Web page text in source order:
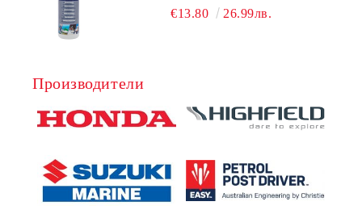
NAUTIC CLEAN
€13.80 26.99лв.
Производители